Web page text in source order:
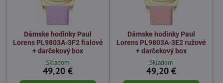
Dámske hodinky Paul
Lorens PL9803A-3F2 fialové
+ darčekový box
Skladom
49,20 €
Dámske hodinky Paul
Lorens PL9803A-3E2 ružové
+ darčekový box
Skladom
49,20 €